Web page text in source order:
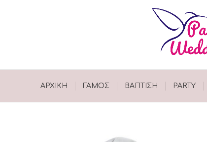
ΑΡΧΙΚΉ ΓΑΜΟΣ ΒΑΠΤΙΣΗ PARTY